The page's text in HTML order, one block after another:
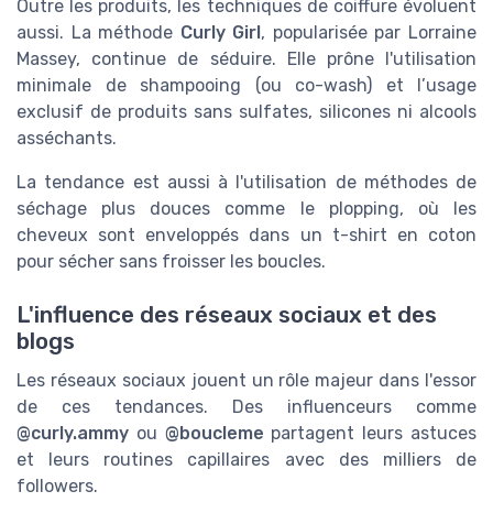
Outre les produits, les techniques de coiffure évoluent
aussi. La méthode Curly Girl, popularisée par Lorraine
Massey, continue de séduire. Elle prône l'utilisation
minimale de shampooing (ou co-wash) et l’usage
exclusif de produits sans sulfates, silicones ni alcools
asséchants.
La tendance est aussi à l'utilisation de méthodes de
séchage plus douces comme le plopping, où les
cheveux sont enveloppés dans un t-shirt en coton
pour sécher sans froisser les boucles.
L'influence des réseaux sociaux et des
blogs
Les réseaux sociaux jouent un rôle majeur dans l'essor
de ces tendances. Des influenceurs comme
@curly.ammy ou @boucleme partagent leurs astuces
et leurs routines capillaires avec des milliers de
followers.